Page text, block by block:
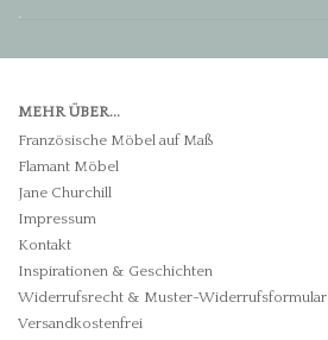
MEHR ÜBER...
Französische Möbel auf Maß
Flamant Möbel
Jane Churchill
Impressum
Kontakt
Inspirationen & Geschichten
Widerrufsrecht & Muster-Widerrufsformular
Versandkostenfrei